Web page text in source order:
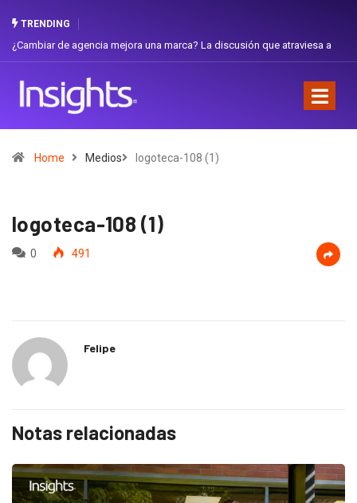
TRENDING
¿Cambiar de agencia mejora una marca? La discusión que atraviesa a
Home Medios logoteca-108 (1)
logoteca-108 (1)
0 491
Felipe
Notas relacionadas